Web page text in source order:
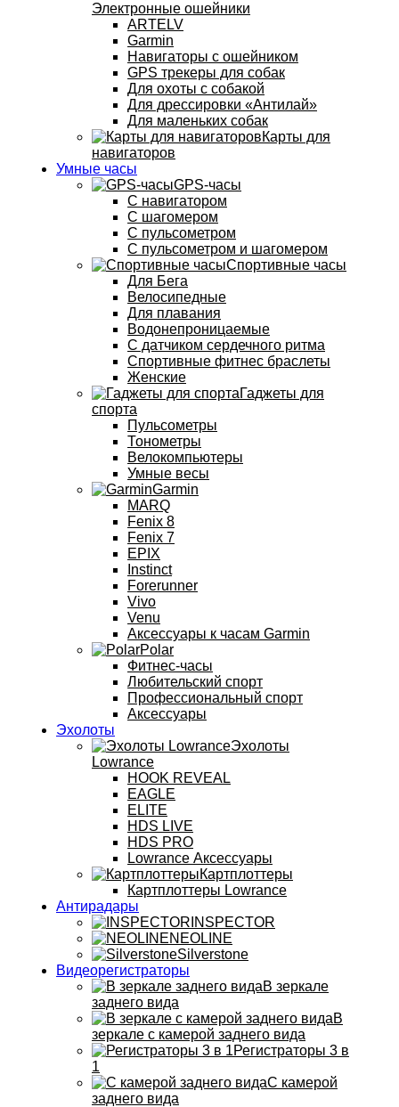
Электронные ошейники
ARTELV
Garmin
Навигаторы с ошейником
GPS трекеры для собак
Для охоты с собакой
Для дрессировки «Антилай»
Для маленьких собак
Карты для
навигаторов
Умные часы
GPS-часы
С навигатором
С шагомером
С пульсометром
С пульсометром и шагомером
Спортивные часы
Для Бега
Велосипедные
Для плавания
Водонепроницаемые
С датчиком сердечного ритма
Спортивные фитнес браслеты
Женские
Гаджеты для
спорта
Пульсометры
Тонометры
Велокомпьютеры
Умные весы
Garmin
MARQ
Fenix 8
Fenix 7
EPIX
Instinct
Forerunner
Vivo
Venu
Аксессуары к часам Garmin
Polar
Фитнес-часы
Любительский спорт
Профессиональный спорт
Аксессуары
Эхолоты
Эхолоты
Lowrance
HOOK REVEAL
EAGLE
ELITE
HDS LIVE
HDS PRO
Lowrance Аксессуары
Картплоттеры
Картплоттеры Lowrance
Антирадары
INSPECTOR
NEOLINE
Silverstone
Видеорегистраторы
В зеркале
заднего вида
В
зеркале с камерой заднего вида
Регистраторы 3 в
1
С камерой
заднего вида